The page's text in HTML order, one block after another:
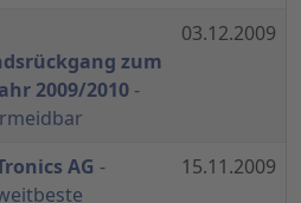
zum
2009/2010 -
03.12.2009
AG -
15.11.2009